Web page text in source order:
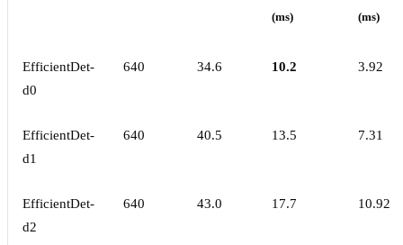
(ms)
(ms)
EfficientDet-
d0
640 34.6 10.2 3.92
EfficientDet-
d1
640 40.5 13.5 7.31
EfficientDet-
d2
640 43.0 17.7 10.92